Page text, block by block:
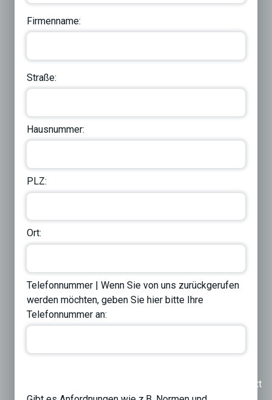
Firmenname:
Straße:
Hausnummer:
PLZ:
Ort:
Telefonnummer | Wenn Sie von uns zurückgerufen
werden möchten, geben Sie hier bitte Ihre
Telefonnummer an:
Next